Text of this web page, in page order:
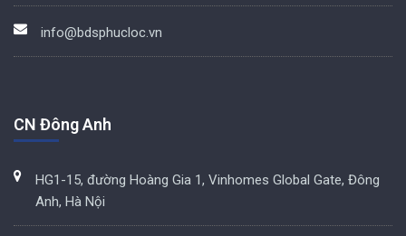
info@bdsphucloc.vn
CN Đông Anh
HG1-15, đường Hoàng Gia 1, Vinhomes Global Gate, Đông
Anh, Hà Nội